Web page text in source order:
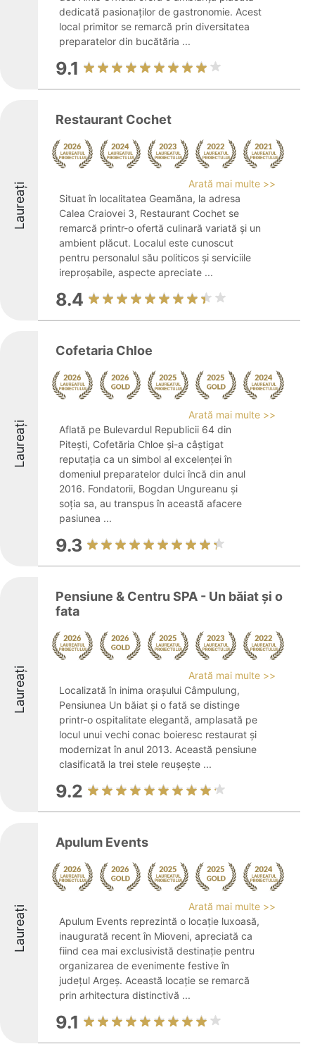
dedicată pasionaților de gastronomie. Acest
local primitor se remarcă prin diversitatea
preparatelor din bucătăria ...
9.1
Laureați
Restaurant Cochet
Arată mai multe >>
Situat în localitatea Geamăna, la adresa
Calea Craiovei 3, Restaurant Cochet se
remarcă printr-o ofertă culinară variată și un
ambient plăcut. Localul este cunoscut
pentru personalul său politicos și serviciile
ireproșabile, aspecte apreciate ...
8.4
Laureați
Cofetaria Chloe
Arată mai multe >>
Aflată pe Bulevardul Republicii 64 din
Pitești, Cofetăria Chloe și-a câștigat
reputația ca un simbol al excelenței în
domeniul preparatelor dulci încă din anul
2016. Fondatorii, Bogdan Ungureanu și
soția sa, au transpus în această afacere
pasiunea ...
9.3
Laureați
Pensiune & Centru SPA - Un băiat și o
fata
Arată mai multe >>
Localizată în inima orașului Câmpulung,
Pensiunea Un băiat și o fată se distinge
printr-o ospitalitate elegantă, amplasată pe
locul unui vechi conac boieresc restaurat și
modernizat în anul 2013. Această pensiune
clasificată la trei stele reușește ...
9.2
Laureați
Apulum Events
Arată mai multe >>
Apulum Events reprezintă o locație luxoasă,
inaugurată recent în Mioveni, apreciată ca
fiind cea mai exclusivistă destinație pentru
organizarea de evenimente festive în
județul Argeș. Această locație se remarcă
prin arhitectura distinctivă ...
9.1